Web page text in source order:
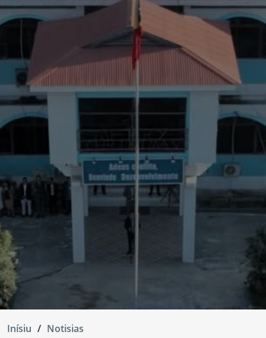
Inísiu
Notisias